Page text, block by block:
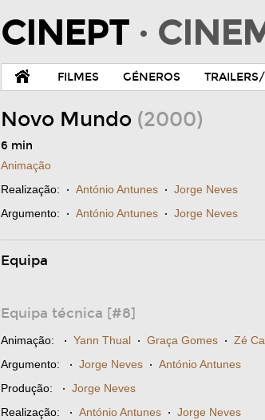
CINEPT ·
FILMES GÉNEROS
Novo Mundo (2000)
6 min
Animação
Realização: · António Antunes · Jorge Neves
Argumento: · António Antunes · Jorge Neves
Equipa
Equipa técnica [#8]
Animação: · Yann Thual · Graça Gomes · Zé
Argumento: · Jorge Neves · António Antunes
Produção: · Jorge Neves
Realização: · António Antunes · Jorge Neves